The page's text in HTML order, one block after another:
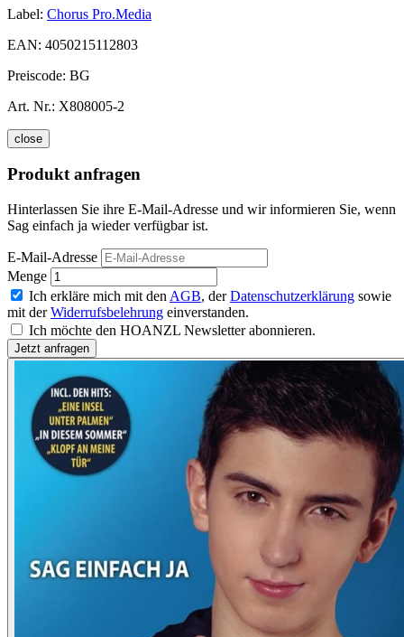
Label: Chorus Pro.Media
EAN: 4050215112803
Preiscode: BG
Art. Nr.: X808005-2
close
Produkt anfragen
Hinterlassen Sie ihre E-Mail-Adresse und wir informieren Sie, wenn
Sag einfach ja wieder verfügbar ist.
E-Mail-Adresse
Menge
Ich erkläre mich mit den AGB, derDatenschutzerklärung sowie
mit derWiderrufsbelehrung einverstanden.
Ich möchte den HOANZL Newsletter abonnieren.